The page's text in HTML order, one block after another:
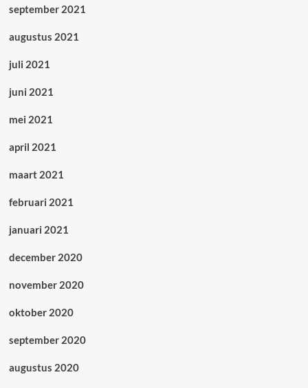
september 2021
augustus 2021
juli 2021
juni 2021
mei 2021
april 2021
maart 2021
februari 2021
januari 2021
december 2020
november 2020
oktober 2020
september 2020
augustus 2020